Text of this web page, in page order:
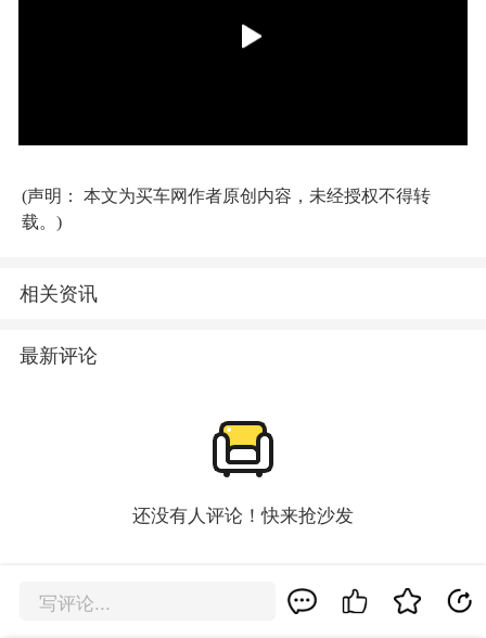
(声明： 本文为买车网作者原创内容，未经授权不得转
载。)
相关资讯
最新评论
还没有人评论！快来抢沙发